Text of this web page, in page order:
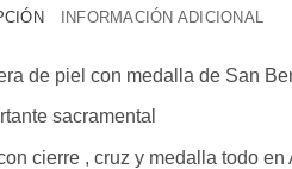
INFORMACIÓN ADICIONAL
de piel con medalla de San
sacramental
cierre , cruz y medalla todo